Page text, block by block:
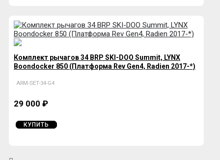
Комплект рычагов 34 BRP SKI-DOO Summit, LYNX
Boondocker 850 (Платформа Rev Gen4, Radien 2017-*)
ARM-SET-34-G4
29 000 ₽
КУПИТЬ